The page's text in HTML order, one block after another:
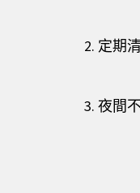
2. 定期
3. 夜間